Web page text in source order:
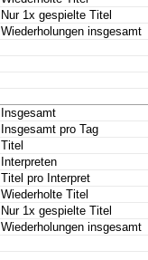
Nur 1x gespielte Titel
Wiederholungen insgesamt
Insgesamt
Insgesamt pro Tag
Titel
Interpreten
Titel pro Interpret
Wiederholte Titel
Nur 1x gespielte Titel
Wiederholungen insgesamt